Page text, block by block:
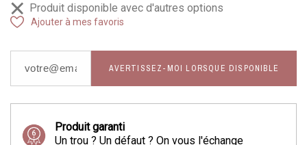
Produit disponible avec d'autres options
Ajouter à mes favoris
AVERTISSEZ-MOI LORSQUE DISPONIBLE
Produit garanti
Un trou ? Un défaut ? On vous l'échange